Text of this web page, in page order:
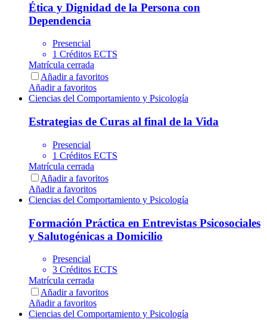
Ética y Dignidad de la Persona con
Dependencia
Presencial
1 Créditos ECTS
Matrícula cerrada
Añadir a favoritos
Añadir a favoritos
Ciencias del Comportamiento y Psicología
Estrategias de Curas al final de la Vida
Presencial
1 Créditos ECTS
Matrícula cerrada
Añadir a favoritos
Añadir a favoritos
Ciencias del Comportamiento y Psicología
Formación Práctica en Entrevistas Psicosociales
y Salutogénicas a Domicilio
Presencial
3 Créditos ECTS
Matrícula cerrada
Añadir a favoritos
Añadir a favoritos
Ciencias del Comportamiento y Psicología